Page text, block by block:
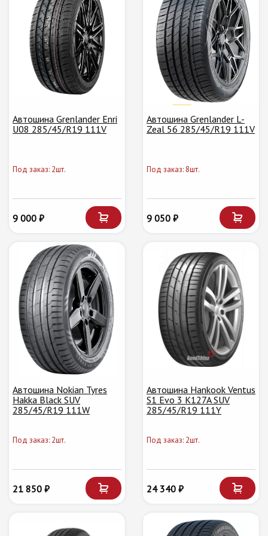
Автошина Grenlander Enri
U08 285/45/R19 111V
Под заказ: 2шт.
9 000 ₽
Автошина Grenlander L-
Zeal 56 285/45/R19 111V
Под заказ: 8шт.
9 050 ₽
Автошина Nokian Tyres
Hakka Black SUV
285/45/R19 111W
Под заказ: 2шт.
21 850 ₽
Автошина Hankook Ventus
S1 Evo 3 K127A SUV
285/45/R19 111Y
Под заказ: 2шт.
24 340 ₽